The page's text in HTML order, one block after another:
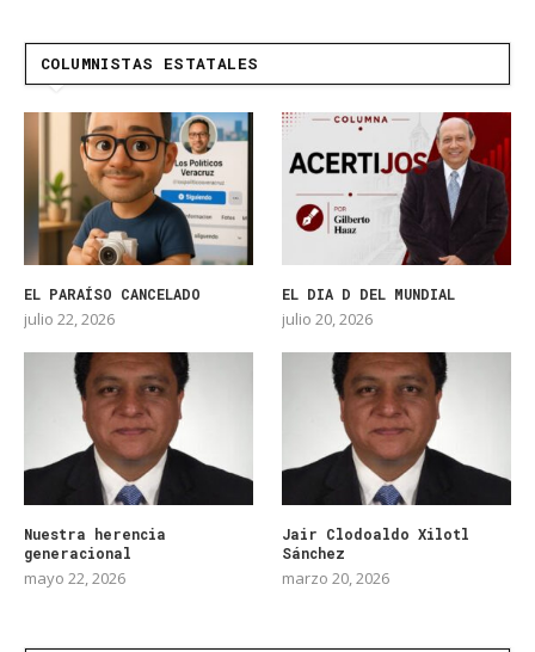
COLUMNISTAS ESTATALES
EL PARAÍSO CANCELADO
julio 22, 2026
EL DIA D DEL MUNDIAL
julio 20, 2026
Nuestra herencia
generacional
mayo 22, 2026
Jair Clodoaldo Xilotl
Sánchez
marzo 20, 2026